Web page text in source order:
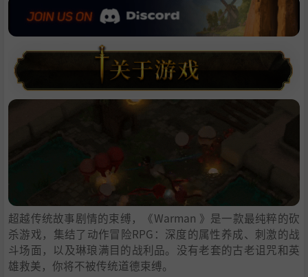
超越传统故事剧情的束缚，《Warman 》是一款最纯粹的砍
杀游戏，集结了动作冒险RPG：深度的属性养成、刺激的战
斗场面，以及琳琅满目的战利品。没有老套的古老诅咒和英
雄救美，你将不被传统道德束缚。